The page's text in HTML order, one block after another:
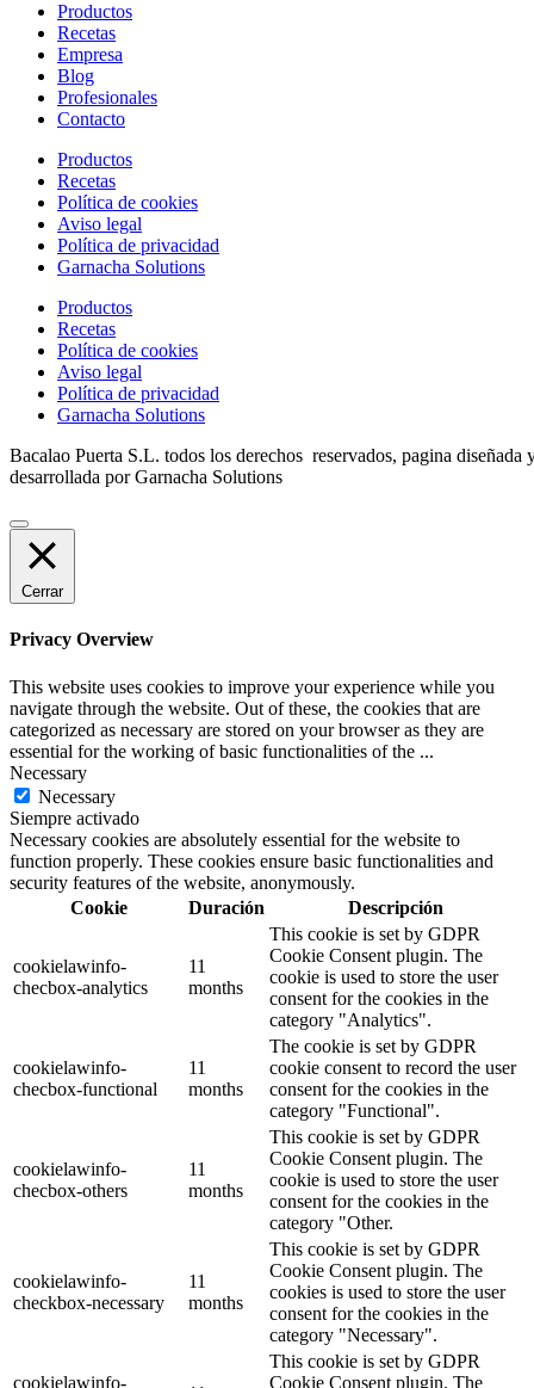
Productos
Recetas
Empresa
Blog
Profesionales
Contacto
Productos
Recetas
Política de cookies
Aviso legal
Política de privacidad
Garnacha Solutions
Productos
Recetas
Política de cookies
Aviso legal
Política de privacidad
Garnacha Solutions
Bacalao Puerta S.L. todos los derechos reservados, pagina diseñada
desarrollada por Garnacha Solutions
Cerrar
Privacy Overview
This website uses cookies to improve your experience while you
navigate through the website. Out of these, the cookies that are
categorized as necessary are stored on your browser as they are
essential for the working of basic functionalities of the ...
Necessary
Necessary
Siempre activado
Necessary cookies are absolutely essential for the website to
function properly. These cookies ensure basic functionalities and
security features of the website, anonymously.
Cookie
Duración Descripción
cookielawinfo-
checbox-analytics
11
months
This cookie is set by GDPR
Cookie Consent plugin. The
cookie is used to store the user
consent for the cookies in the
category "Analytics".
cookielawinfo-
checbox-functional
11
months
The cookie is set by GDPR
cookie consent to record the user
consent for the cookies in the
category "Functional".
cookielawinfo-
checbox-others
11
months
This cookie is set by GDPR
Cookie Consent plugin. The
cookie is used to store the user
consent for the cookies in the
category "Other.
cookielawinfo-
checkbox-necessary
11
months
This cookie is set by GDPR
Cookie Consent plugin. The
cookies is used to store the user
consent for the cookies in the
category "Necessary".
cookielawinfo-
This cookie is set by GDPR
Cookie Consent plugin. The